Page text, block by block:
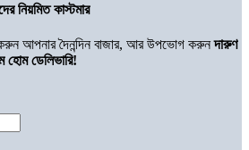
নিয়মিত কাস্টমার
আপনার দৈনন্দিন বাজার, আর উপভোগ করুনদারুণ
ডেলিভারি!